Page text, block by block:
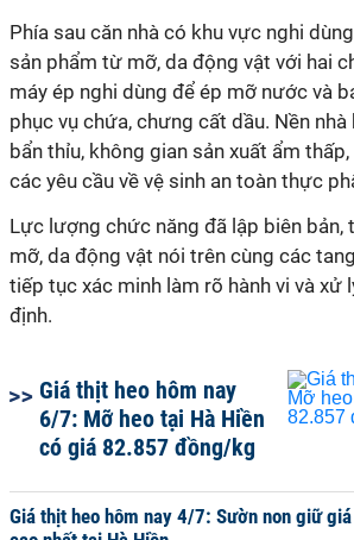
Phía sau căn nhà có khu vực nghi
sản phẩm từ mỡ, da động vật với hai
máy ép nghi dùng để ép mỡ nước và
phục vụ chứa, chưng cất dầu. Nền
bẩn thỉu, không gian sản xuất ẩm
các yêu cầu về vệ sinh an toàn thực
Lực lượng chức năng đã lập biên
mỡ, da động vật nói trên cùng các
tiếp tục xác minh làm rõ hành vi và xử
định.
Giá thịt heo hôm nay
6/7: Mỡ heo tại Hà Hiền
có giá 82.857 đồng/kg
Giá thịt heo hôm nay 4/7: Sườn non giữ